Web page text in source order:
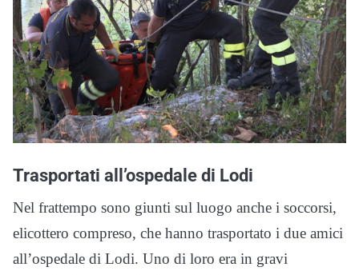
Trasportati all’ospedale di Lodi
Nel frattempo sono giunti sul luogo anche i soccorsi,
elicottero compreso, che hanno trasportato i due amici
all’ospedale di Lodi. Uno di loro era in gravi